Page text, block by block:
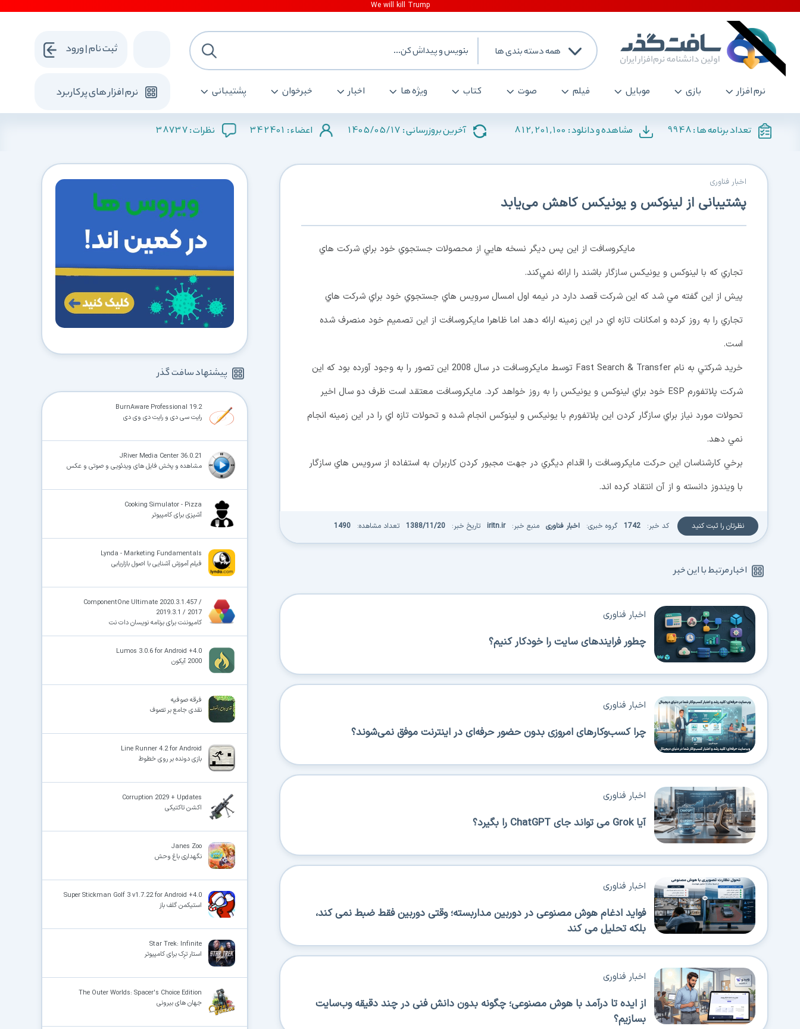
همه دسته بندی ها
نرم افزار بازی موبایل فیلم صوت کتاب ویژه ها اخبار خبرخوان پشتیبانی نرم افزار های پرکاربرد
ثبت نام | ورود
تعداد برنامه ها :9948 مشاهده و دانلود : 812,201,100 آخرین بروزرسانی : 1405/05/17 اعضاء : 342401 نظرات :38737
اخبار فناوری
پشتیبانی از لینوکس و یونیکس کاهش می‌یابد
مايكروسافت از اين پس ديگر نسخه هايي از محصولات جستجوي خود براي شركت هاي
تجاري كه با لينوكس و يونيكس سازگار باشند را ارائه نمي‌كند.
پيش از اين گفته مي شد كه اين شركت قصد دارد در نيمه اول امسال سرويس هاي جستجوي خود براي شركت هاي
تجاري را به روز كرده و امكانات تازه اي در اين زمينه ارائه دهد اما ظاهرا مايكروسافت از اين تصميم خود منصرف شده
است.
خريد شركتي به نام Fast Search & Transfer توسط مايكروسافت در سال 2008 اين تصور را به وجود آورده بود كه اين
شركت پلاتفورم ESP خود براي لينوكس و يونيكس را به روز خواهد كرد. مايكروسافت معتقد است ظرف دو سال اخير
تحولات مورد نياز براي سازگار كردن اين پلاتفورم با يونيكس و لينوكس انجام شده و تحولات تازه اي را در اين زمينه انجام
نمي دهد.
برخي كارشناسان اين حركت مايكروسافت را اقدام ديگري در جهت مجبور كردن كاربران به استفاده از سرويس هاي سازگار
با ويندوز دانسته و از آن انتقاد كرده اند.
نظرتان را ثبت کنید کد خبر: 1742 گروه خبری: اخبار فناوری منبع خبر: iritn.ir تاریخ خبر: 1388/11/20 تعداد مشاهده: 1490
اخبار مرتبط با این خبر
چطور فرایندهای سایت را خودکار کنیم؟
اخبار فناوری
چرا کسب‌وکارهای امروزی بدون حضور حرفه‌ای در اینترنت موفق نمی‌شوند؟
اخبار فناوری
آیا Grok می تواند جای ChatGPT را بگیرد؟
اخبار فناوری
فواید ادغام هوش مصنوعی در دوربین مداربسته؛ وقتی دوربین فقط ضبط نمی کند،
بلکه تحلیل می کند
اخبار فناوری
از ایده تا درآمد با هوش مصنوعی؛ چگونه بدون دانش فنی در چند دقیقه وب‌سایت
بسازیم؟
اخبار فناوری
پیشنهاد سافت گذر
BurnAware Professional 19.2
رایت سی دی و رایت دی وی دی
JRiver Media Center 36.0.21
مشاهده و پخش فایل های ویدئویی و صوتی و عکس
Cooking Simulator - Pizza
آشپزی برای کامپیوتر
Lynda - Marketing Fundamentals
فیلم آموزش آشنایی با اصول بازاریابی
ComponentOne Ultimate 2020.3.1.457 /
2019.3.1 / 2017
کامپوننت برای برنامه نویسان دات نت
Lumos 3.0.6 for Android +4.0
2000 آیکون
فرقه صوفیه
نقدی جامع بر تصوف
Line Runner 4.2 for Android
بازی دونده بر روی خطوط
Corruption 2029 + Updates
اکشن تاکتیکی
Janes Zoo
نگهداری باغ وحش
Super Stickman Golf 3 v1.7.22 for Android +4.0
استیکمن گلف باز
Star Trek: Infinite
استار ترِک برای کامپیوتر
The Outer Worlds: Spacer's Choice Edition
جهان های بیرونی